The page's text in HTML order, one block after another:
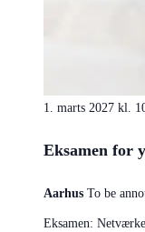
1. marts 2027 kl.
Eksamen for
Aarhus To be
Eksamen: